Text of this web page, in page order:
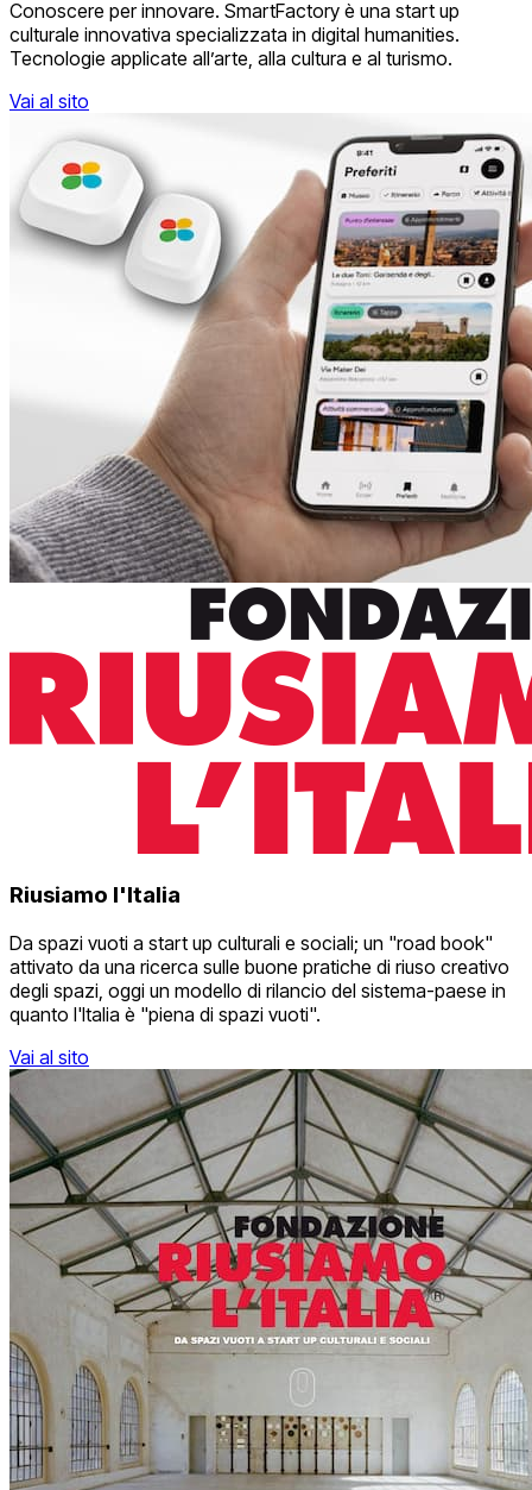
Conoscere per innovare. SmartFactory è una start up
culturale innovativa specializzata in digital humanities.
Tecnologie applicate all’arte, alla cultura e al turismo.
Vai al sito
Riusiamo l'Italia
Da spazi vuoti a start up culturali e sociali; un "road book"
attivato da una ricerca sulle buone pratiche di riuso creativo
degli spazi, oggi un modello di rilancio del sistema-paese in
quanto l'Italia è "piena di spazi vuoti".
Vai al sito